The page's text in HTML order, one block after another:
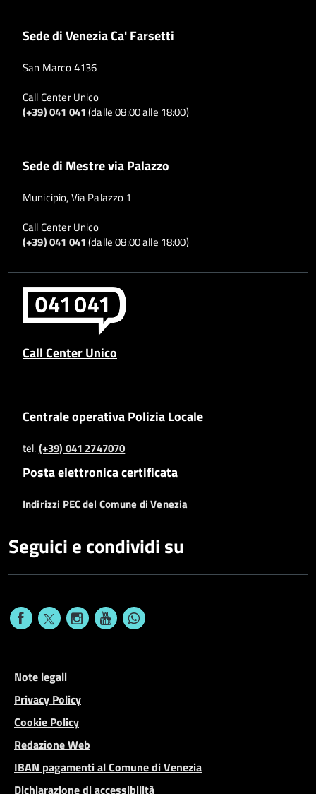
Sede di Venezia Ca' Farsetti
San Marco 4136
Call Center Unico
(+39) 041 041(dalle 08:00 alle 18:00)
Sede di Mestre via Palazzo
Municipio, Via Palazzo 1
Call Center Unico
(+39) 041 041(dalle 08:00 alle 18:00)
Call Center Unico
Centrale operativa Polizia Locale
tel.(+39) 041 2747070
Posta elettronica certificata
Indirizzi PEC del Comune di Venezia
Seguici e condividi su
Note legali
Privacy Policy
Cookie Policy
Redazione Web
IBAN pagamenti al Comune di Venezia
Dichiarazione di accessibilità